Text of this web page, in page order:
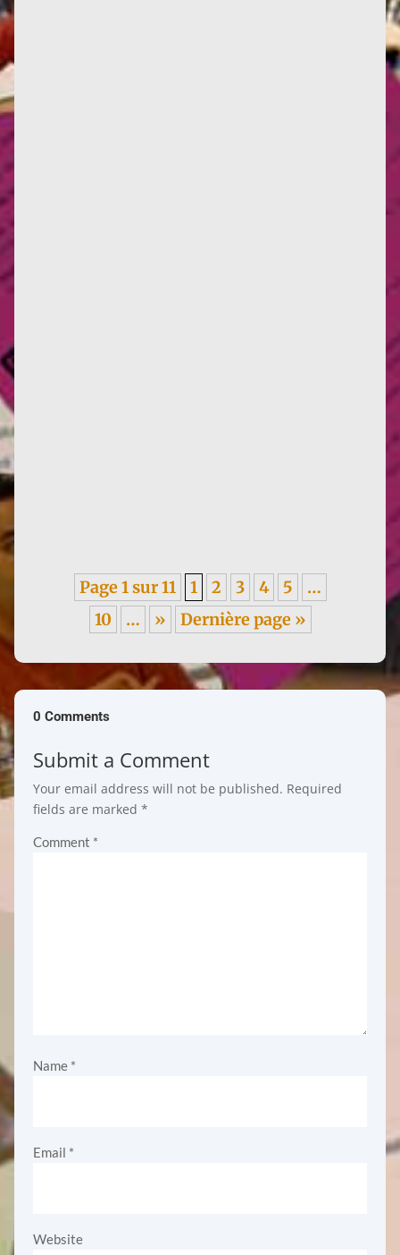
Page 1 sur 11 1 2 3 4 5
…
10
… » Dernière page »
0 Comments
Submit a Comment
Your email address will not be published. Required
fields are marked *
Comment *
Name *
Email *
Website